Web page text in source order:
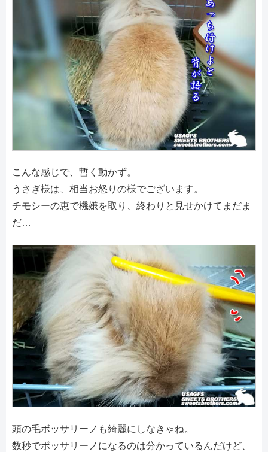
こんな感じで、暫く動かず。
うさぎ様は、相当お怒りの様でございます。
チモシーの恵で機嫌を取り、終わりと見せかけてまだま
だ…
頭の毛ボッサリーノも綺麗にしなきゃね。
数秒でボッサリーノになるのは分かっているんだけど、